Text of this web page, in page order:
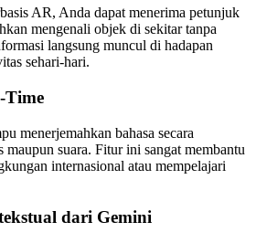
AR, Anda dapat menerima petunjuk
mengenali objek di sekitar tanpa
langsung muncul di hadapan
sehari-hari.
Time
menerjemahkan bahasa secara
maupun suara. Fitur ini sangat membantu
internasional atau mempelajari
dari Gemini